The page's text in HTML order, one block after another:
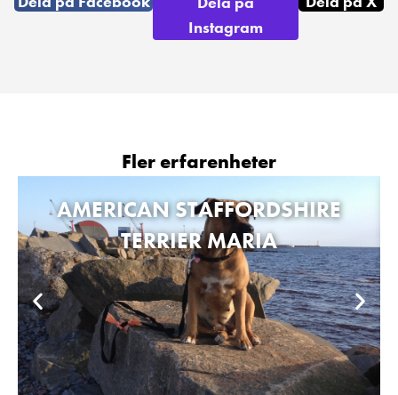
Instagram
Fler erfarenheter
AMERICAN STAFFORDSHIRE
TERRIER MARIA